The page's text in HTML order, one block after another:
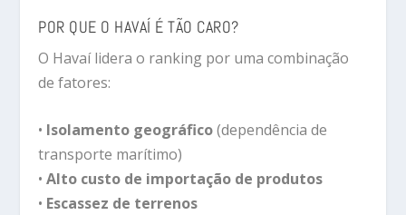
POR QUE O HAVAÍ É TÃO CARO?
O Havaí lidera o ranking por uma combinação
de fatores:
• Isolamento geográfico(dependência de
transporte marítimo)
•Alto custo de importação de produtos
• Escassez de terrenos